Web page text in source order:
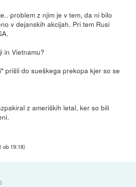
problem z njim je v tem, da ni bilo
v dejanskih akcijah. Pri tem Rusi
in Vietnamu?
* prišli do sueškega prekopa kjer so se
z ameriških letal, ker so bili
ob 19:18)